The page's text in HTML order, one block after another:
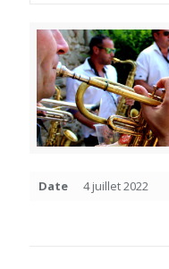
Date 4 juillet 2022